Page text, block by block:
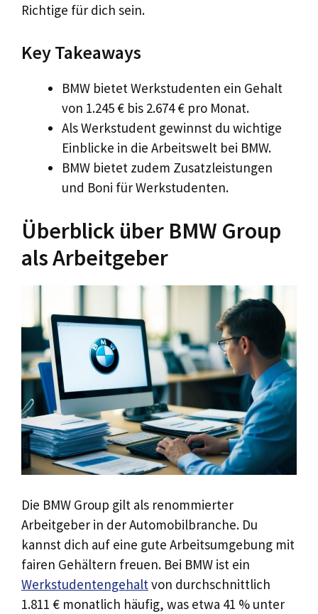
Richtige für dich sein.
Key Takeaways
BMW bietet Werkstudenten ein Gehalt
von 1.245 € bis 2.674 € pro Monat.
Als Werkstudent gewinnst du wichtige
Einblicke in die Arbeitswelt bei BMW.
BMW bietet zudem Zusatzleistungen
und Boni für Werkstudenten.
Überblick über BMW Group
als Arbeitgeber
Die BMW Group gilt als renommierter
Arbeitgeber in der Automobilbranche. Du
kannst dich auf eine gute Arbeitsumgebung mit
fairen Gehältern freuen. Bei BMW ist ein
Werkstudentengehaltvon durchschnittlich
1.811 € monatlich häufig, was etwa 41 % unter